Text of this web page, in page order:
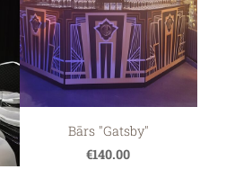
Bārs "Gatsby"
€140.00